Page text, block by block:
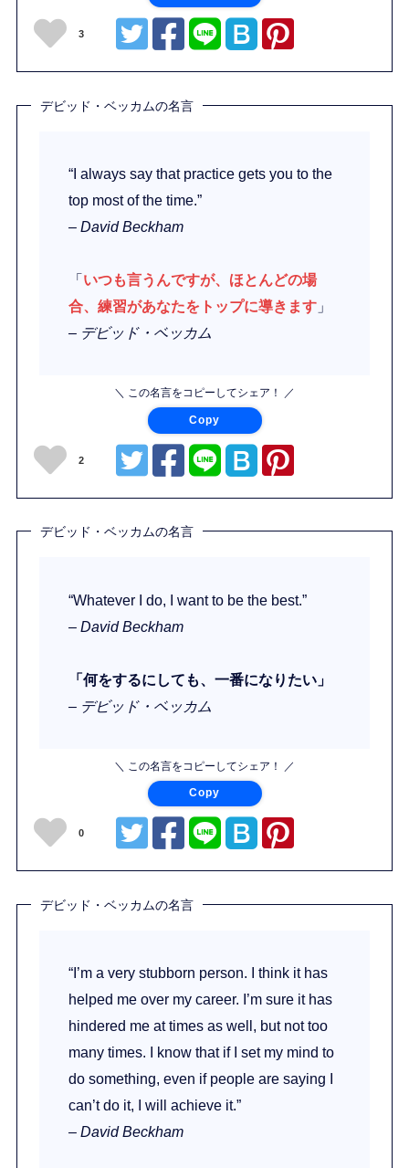
3
デビッド・ベッカムの名言
“I always say that practice gets you to the
top most of the time.”
– David Beckham
「いつも言うんですが、ほとんどの場
合、練習があなたをトップに導きます 」
– デビッド・ベッカム
＼ この名言をコピーしてシェア！ ／
Copy
2
デビッド・ベッカムの名言
“Whatever I do, I want to be the best.”
– David Beckham
「何をするにしても、一番になりたい」
– デビッド・ベッカム
＼ この名言をコピーしてシェア！ ／
Copy
0
デビッド・ベッカムの名言
“I’m a very stubborn person. I think it has
helped me over my career. I’m sure it has
hindered me at times as well, but not too
many times. I know that if I set my mind to
do something, even if people are saying I
can’t do it, I will achieve it.”
– David Beckham